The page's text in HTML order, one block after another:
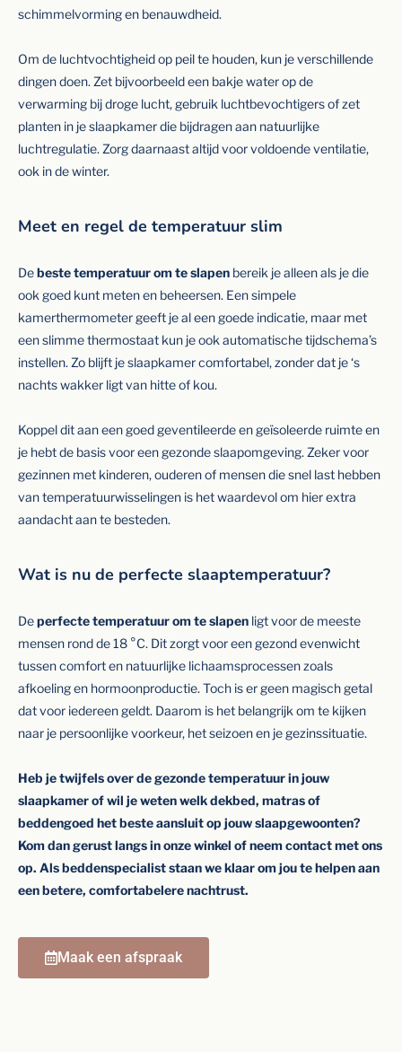
schimmelvorming en benauwdheid.
Om de luchtvochtigheid op peil te houden, kun je verschillende
dingen doen. Zet bijvoorbeeld een bakje water op de
verwarming bij droge lucht, gebruik luchtbevochtigers of zet
planten in je slaapkamer die bijdragen aan natuurlijke
luchtregulatie. Zorg daarnaast altijd voor voldoende ventilatie,
ook in de winter.
Meet en regel de temperatuur slim
Debeste temperatuur om te slapen bereik je alleen als je die
ook goed kunt meten en beheersen. Een simpele
kamerthermometer geeft je al een goede indicatie, maar met
een slimme thermostaat kun je ook automatische tijdschema’s
instellen. Zo blijft je slaapkamer comfortabel, zonder dat je ‘s
nachts wakker ligt van hitte of kou.
Koppel dit aan een goed geventileerde en geïsoleerde ruimte en
je hebt de basis voor een gezonde slaapomgeving. Zeker voor
gezinnen met kinderen, ouderen of mensen die snel last hebben
van temperatuurwisselingen is het waardevol om hier extra
aandacht aan te besteden.
Wat is nu de perfecte slaaptemperatuur?
Deperfecte temperatuur om te slapen ligt voor de meeste
mensen rond de 18 °C. Dit zorgt voor een gezond evenwicht
tussen comfort en natuurlijke lichaamsprocessen zoals
afkoeling en hormoonproductie. Toch is er geen magisch getal
dat voor iedereen geldt. Daarom is het belangrijk om te kijken
naar je persoonlijke voorkeur, het seizoen en je gezinssituatie.
Heb je twijfels over de gezonde temperatuur in jouw
slaapkamer of wil je weten welk dekbed, matras of
beddengoed het beste aansluit op jouw slaapgewoonten?
Kom dan gerust langs in onze winkel of neem contact met ons
op. Als beddenspecialist staan we klaar om jou te helpen aan
een betere, comfortabelere nachtrust.
Maak een afspraak